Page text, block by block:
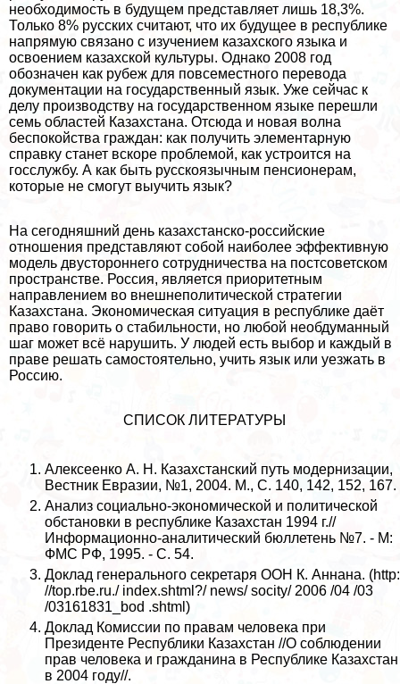
необходимость в будущем представляет лишь 18,3%.
Только 8% русских считают, что их будущее в республике
напрямую связано с изучением казахского языка и
освоением казахской культуры. Однако 2008 год
обозначен как рубеж для повсеместного перевода
документации на государственный язык. Уже сейчас к
делу производству на государственном языке перешли
семь областей Казахстана. Отсюда и новая волна
беспокойства граждан: как получить элементарную
справку станет вскоре проблемой, как устроится на
госслужбу. А как быть русскоязычным пенсионерам,
которые не смогут выучить язык?
На сегодняшний день казахстанско-российские
отношения представляют собой наиболее эффективную
модель двустороннего сотрудничества на постсоветском
прострaнcтве. Россия, является приоритетным
направлением во внешнеполитической стратегии
Казахстана. Экономическая ситуация в республике даёт
право говорить о стабильности, но любой необдуманный
шаг может всё нарушить. У людей есть выбор и каждый в
праве решать самостоятельно, учить язык или уезжать в
Россию.
СПИСОК ЛИТЕРАТУРЫ
Алексеенко А. Н. Казахстанский путь модернизации,
Вестник Евразии, №1, 2004. М., С. 140, 142, 152, 167.
Анализ социально-экономической и политической
обстановки в республике Казахстан 1994 г.//
Информационно-аналитический бюллетень №7. - М:
ФМС РФ, 1995. - С. 54.
Доклад генерального секретаря ООН К. Аннана. (http:
//top.rbe.ru./ index.shtml?/ news/ socity/ 2006 /04 /03
/03161831_bod .shtml)
Доклад Комиссии по правам человека при
Президенте Республики Казахстан //О соблюдении
прав человека и гражданина в Республике Казахстан
в 2004 году//.